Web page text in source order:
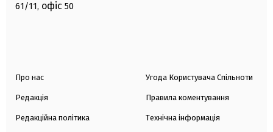
61/11, офіс 50
Про нас
Редакція
Редакційна політика
Угода Користувача Спільноти
Правила коментування
Технічна інформація